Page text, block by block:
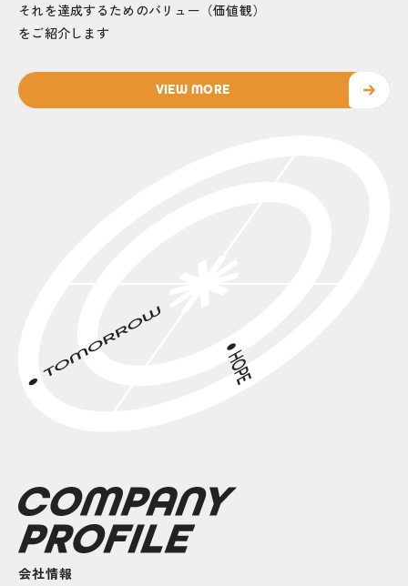
それを達成するためのバリュー（価値観）
をご紹介します
VIEW MORE
会社情報